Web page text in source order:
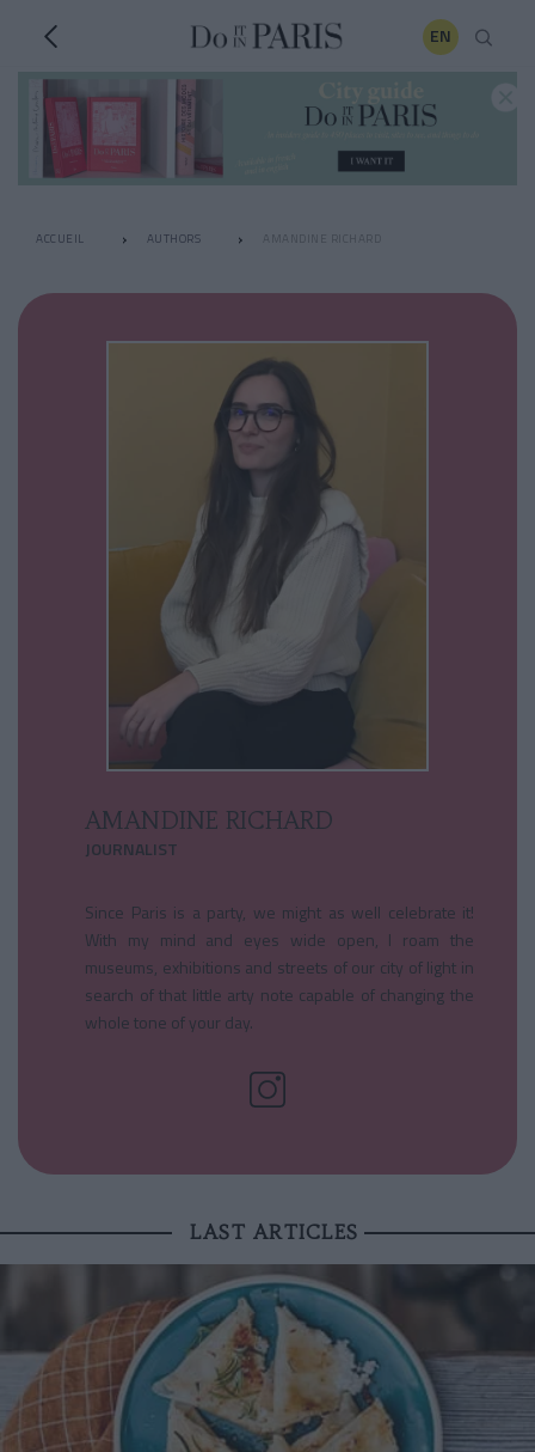
EN
ACCUEIL AUTHORS
AMANDINE RICHARD
JOURNALIST
Since Paris is a party, we might as well celebrate it!
With my mind and eyes wide open, I roam the
museums, exhibitions and streets of our city of light in
search of that little arty note capable of changing the
whole tone of your day.
LAST ARTICLES